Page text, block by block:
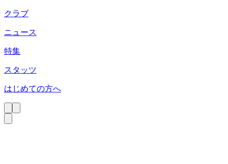
クラブ
ニュース
特集
スタッツ
はじめての方へ